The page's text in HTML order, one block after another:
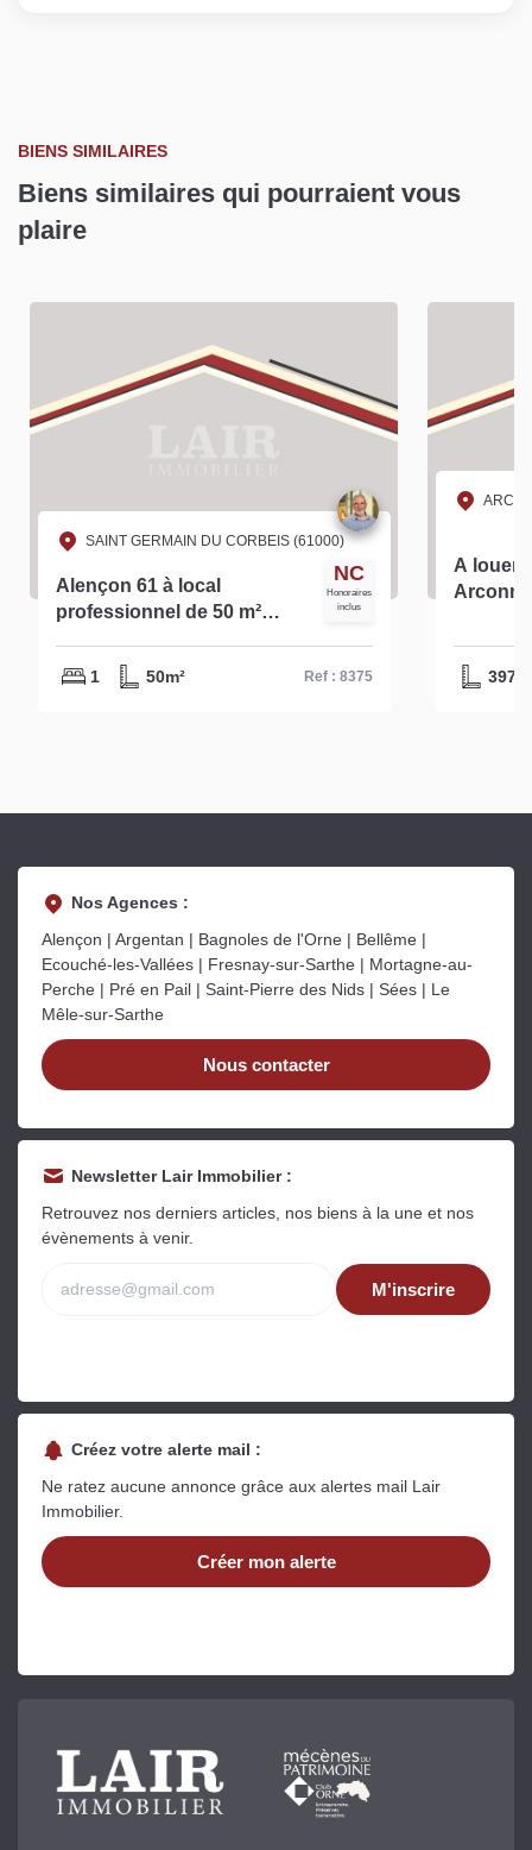
BIENS SIMILAIRES
Biens similaires qui pourraient vous
plaire
SAINT GERMAIN DU CORBEIS (61000)
Alençon 61 à local
professionnel de 50 m²
NC
Honoraires
inclus
1 50m² Ref : 8375
A louer
Arconnay
Nos Agences :
Alençon | Argentan | Bagnoles de l'Orne | Bellême |
Ecouché-les-Vallées | Fresnay-sur-Sarthe | Mortagne-au-
Perche | Pré en Pail | Saint-Pierre des Nids | Sées | Le
Mêle-sur-Sarthe
Nous contacter
Newsletter Lair Immobilier :
Retrouvez nos derniers articles, nos biens à la une et nos
évènements à venir.
M'inscrire
Créez votre alerte mail :
Ne ratez aucune annonce grâce aux alertes mail Lair
Immobilier.
Créer mon alerte